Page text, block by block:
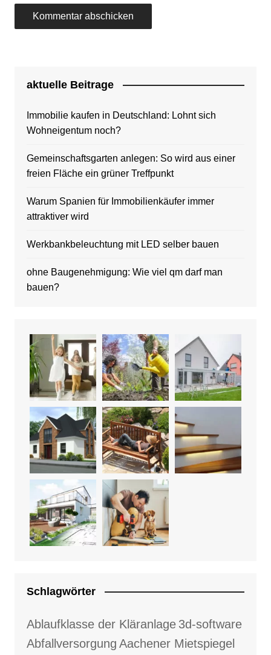
aktuelle Beitrage
Immobilie kaufen in Deutschland: Lohnt sich
Wohneigentum noch?
Gemeinschaftsgarten anlegen: So wird aus einer
freien Fläche ein grüner Treffpunkt
Warum Spanien für Immobilienkäufer immer
attraktiver wird
Werkbankbeleuchtung mit LED selber bauen
ohne Baugenehmigung: Wie viel qm darf man
bauen?
Schlagwörter
Ablaufklasse der Kläranlage 3d-software
Abfallversorgung Aachener Mietspiegel